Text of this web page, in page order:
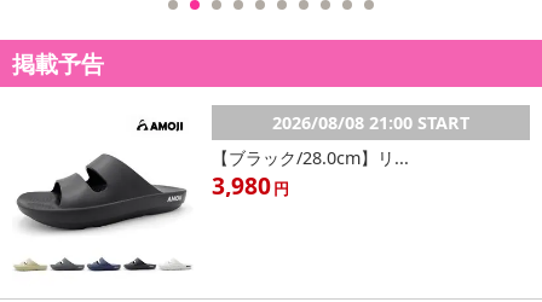
掲載予告
2026/08/08 21:00 START
【ブラック/28.0cm】リ...
3,980円